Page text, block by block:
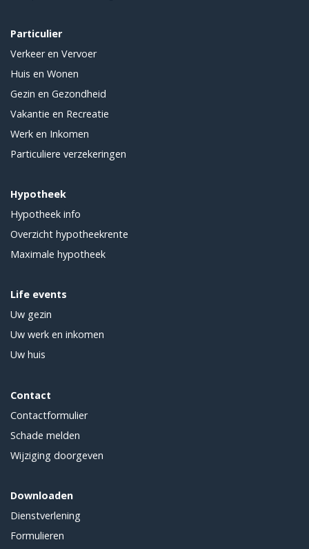
Particulier
Verkeer en Vervoer
Huis en Wonen
Gezin en Gezondheid
Vakantie en Recreatie
Werk en Inkomen
Particuliere verzekeringen
Hypotheek
Hypotheek info
Overzicht hypotheekrente
Maximale hypotheek
Life events
Uw gezin
Uw werk en inkomen
Uw huis
Contact
Contactformulier
Schade melden
Wijziging doorgeven
Downloaden
Dienstverlening
Formulieren